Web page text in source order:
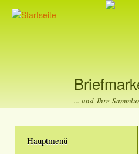
... und Ihre
Hauptmenü